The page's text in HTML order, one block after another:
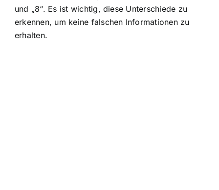
und „8“. Es ist wichtig, diese Unterschiede zu
erkennen, um keine falschen Informationen zu
erhalten.